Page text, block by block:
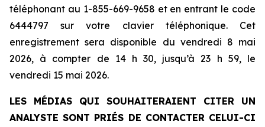
téléphonant au 1-855-669-9658 et en entrant le code
6444797 sur votre clavier téléphonique. Cet
enregistrement sera disponible du vendredi 8 mai
2026, à compter de 14 h 30, jusqu’à 23 h 59, le
vendredi 15 mai 2026.
LES MÉDIAS QUI SOUHAITERAIENT CITER UN
ANALYSTE SONT PRIÉS DE CONTACTER CELUI-CI